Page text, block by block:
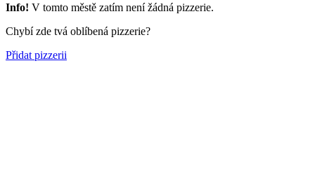
Info! V tomto městě zatím není žádná pizzerie.
Chybí zde tvá oblíbená pizzerie?
Přidat pizzerii